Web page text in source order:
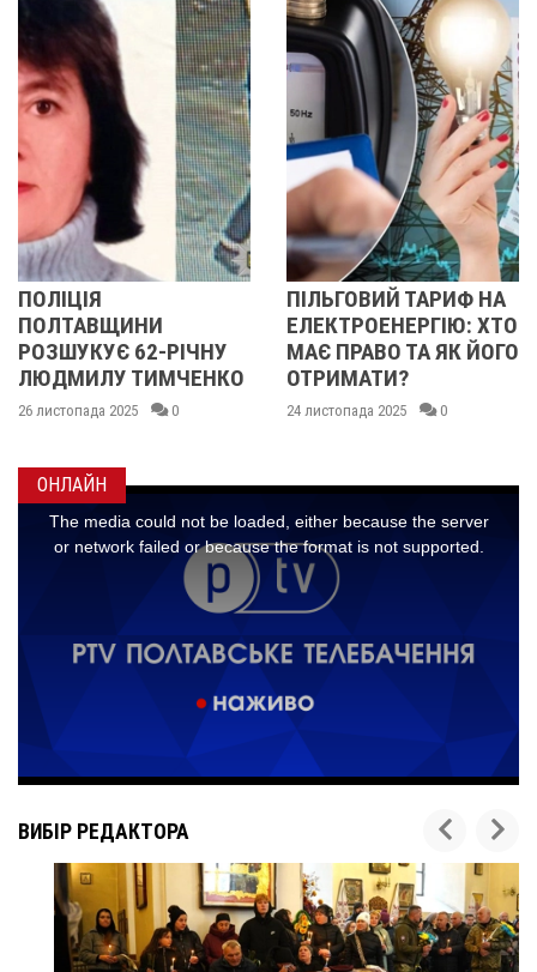
62-РІЧНУ
ТИМЧЕНКО
2025 0
ПІЛЬГОВИЙ ТАРИФ НА
ЕЛЕКТРОЕНЕРГІЮ: ХТО
МАЄ ПРАВО ТА ЯК ЙОГО
ОТРИМАТИ?
24 листопада 2025 0
ЩО
ПІД
ОНЛАЙН
ВИБІР РЕДАКТОРА